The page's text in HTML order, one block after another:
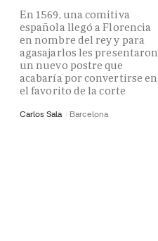
En 1569, una comitiva
española llegó a Florencia
en nombre del rey y para
agasajarlos les presentaron
un nuevo postre que
acabaría por convertirse en
el favorito de la corte
Carlos Sala Barcelona